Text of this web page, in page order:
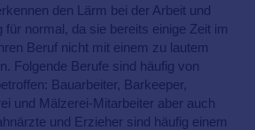
den Lärm bei der Arbeit und
für normal, da sie bereits einige Zeit im
Beruf nicht mit einem zu lautem
Folgende Berufe sind häufig von
Bauarbeiter, Barkeeper,
und Mälzerei-Mitarbeiter aber auch
und Erzieher sind häufig einem